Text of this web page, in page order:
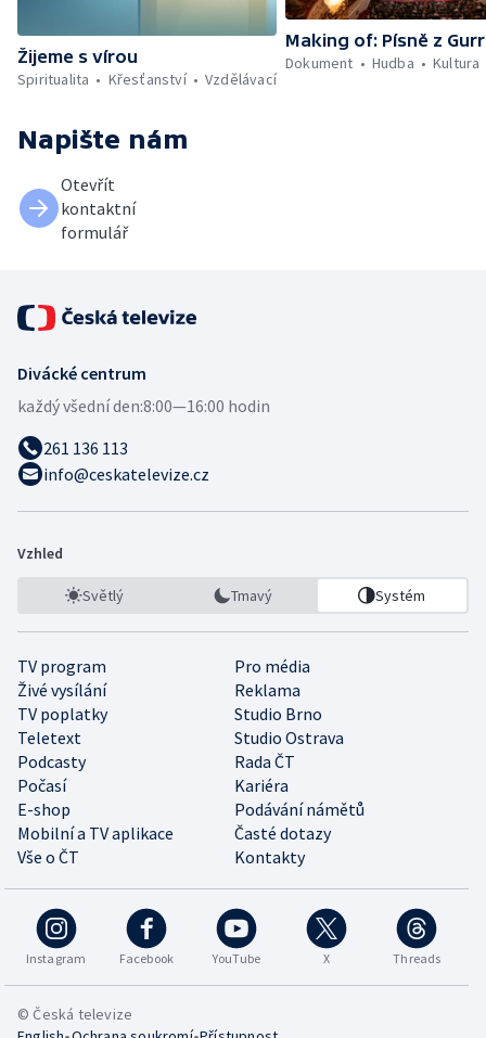
Žijeme s vírou
Spiritualita
Křesťanství Vzdělávací
Making of: Písně z
Dokument
Hudba Kultura
Napište nám
Otevřít
kontaktní
formulář
Divácké centrum
každý všední den:8:00—16:00 hodin
261 136 113
info@ceskatelevize.cz
Vzhled
Světlý Tmavý Systém
TV program
Pro média
Živé vysílání
Reklama
TV poplatky
Studio Brno
Teletext
Studio Ostrava
Podcasty
Rada ČT
Počasí
Kariéra
E-shop
Podávání námětů
Mobilní a TV aplikace
Časté dotazy
Vše o ČT
Kontakty
Instagram Facebook YouTube X Threads
© Česká televize